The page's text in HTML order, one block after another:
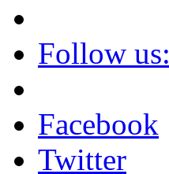
Follow us:
Facebook
Twitter